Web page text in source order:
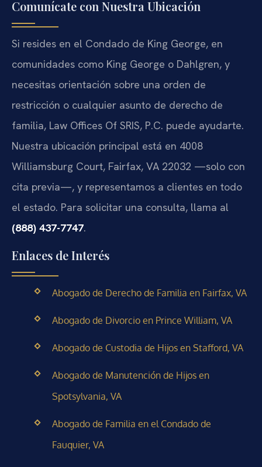
Comunícate con Nuestra Ubicación
Si resides en el Condado de King George, en
comunidades como King George o Dahlgren, y
necesitas orientación sobre una orden de
restricción o cualquier asunto de derecho de
familia, Law Offices Of SRIS, P.C. puede ayudarte.
Nuestra ubicación principal está en 4008
Williamsburg Court, Fairfax, VA 22032 —solo con
cita previa—, y representamos a clientes en todo
el estado. Para solicitar una consulta, llama al
(888) 437-7747.
Enlaces de Interés
Abogado de Derecho de Familia en Fairfax, VA
Abogado de Divorcio en Prince William, VA
Abogado de Custodia de Hijos en Stafford, VA
Abogado de Manutención de Hijos en
Spotsylvania, VA
Abogado de Familia en el Condado de
Fauquier, VA